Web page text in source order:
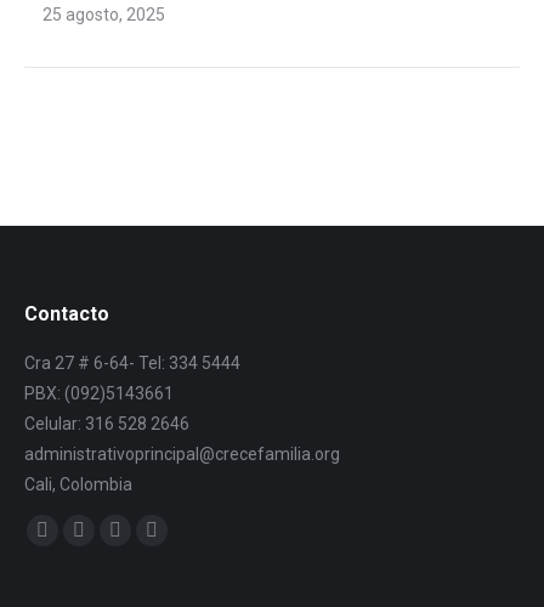
25 agosto, 2025
Contacto
Cra 27 # 6-64- Tel: 334 5444
PBX: (092)5143661
Celular: 316 528 2646
administrativoprincipal@crecefamilia.org
Cali, Colombia
Find us on: